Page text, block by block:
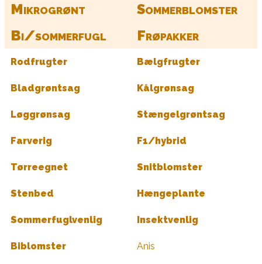
Mikrogrønt
Sommerblomster
Bi/sommerfugl
Frøpakker
Rodfrugter Bælgfrugter
Bladgrøntsag Kålgrønsag
Løggrønsag Stængelgrøntsag
Farverig F1/hybrid
Tørreegnet Snitblomster
Stenbed Hængeplante
Sommerfuglvenlig Insektvenlig
Biblomster Anis